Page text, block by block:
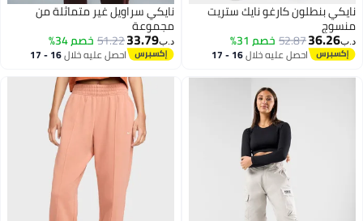
بنطلون كارغو نايك ستريت
36.26
52.87خصم 31%
احصل عليه خلال 16 - 17
نايكي سراويل غير متماثلة من
مجموعة
د.ب‏33.79
51.22خصم 34%
احصل عليه خلال 16 - 17